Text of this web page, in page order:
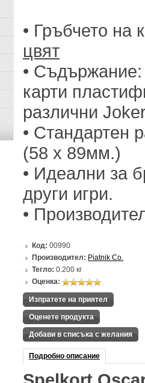
• Гръбчето на
цвят
•
карти
различни
• Стандартен
(58 х 89мм.)
• Идеални за
други игри.
•
Код: 00990
Производител: Piatnik Co.
Тегло: 0.200 кг
Оценка:
Изпратете на приятел
Оценете продукта
Добави в списъка с желания
Подробно описание